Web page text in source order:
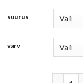
suurus
varv